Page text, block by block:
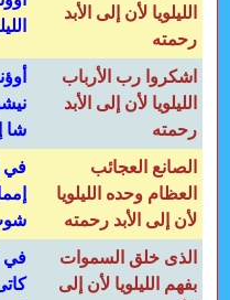
الليلويا لأن إلى الأبد
رحمته
اشكروا رب الأرباب
الليلويا لأن إلى الأبد
رحمته
شا
الصانع العجائب
العظام وحده الليلويا
لأن إلى الأبد رحمته
في
الذى خلق السموات
بفهم الليلويا لأن إلى
في